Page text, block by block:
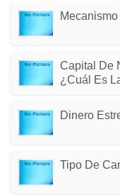
Capital De
¿Cuál Es
Dinero
Tipo De